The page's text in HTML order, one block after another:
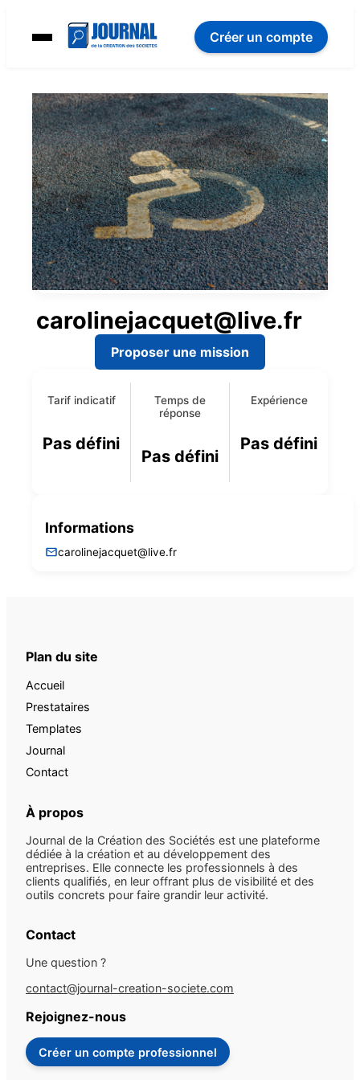
Créer un compte
carolinejacquet@live.fr
Proposer une mission
Tarif indicatif
Pas défini
Temps de
réponse
Pas défini
Expérience
Pas défini
Informations
carolinejacquet@live.fr
Plan du site
Accueil
Prestataires
Templates
Journal
Contact
À propos
Journal de la Création des Sociétés est une plateforme
dédiée à la création et au développement des
entreprises. Elle connecte les professionnels à des
clients qualifiés, en leur offrant plus de visibilité et des
outils concrets pour faire grandir leur activité.
Contact
Une question ?
contact@journal-creation-societe.com
Rejoignez-nous
Créer un compte professionnel